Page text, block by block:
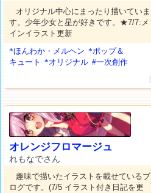
オリジナル中心にまったり描いていま
す。少年少女と星が好きです。★7/7:メ
インイラスト更新
*ほんわか・メルヘン *ポップ＆
キュート
*オリジナル #一次創作
オレンジフロマージュ
れもなでさん
趣味で描いたイラストを載せているブ
ログです。(7/5 イラスト付き日記を更